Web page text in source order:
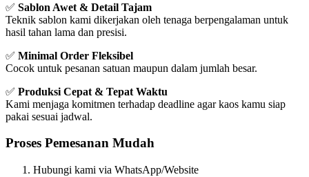
✅ Sablon Awet & Detail Tajam
Teknik sablon kami dikerjakan oleh tenaga berpengalaman untuk
hasil tahan lama dan presisi.
✅ Minimal Order Fleksibel
Cocok untuk pesanan satuan maupun dalam jumlah besar.
✅ Produksi Cepat & Tepat Waktu
Kami menjaga komitmen terhadap deadline agar kaos kamu siap
pakai sesuai jadwal.
Proses Pemesanan Mudah
Hubungi kami via WhatsApp/Website